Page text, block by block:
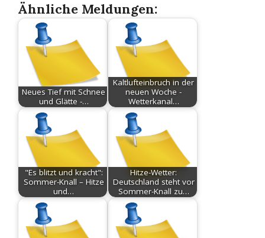
Ähnliche Meldungen:
Neues Tief mit Schnee
und Glätte -…
Kaltlufteinbruch in der
neuen Woche -
Wetterkanal…
"Es blitzt und kracht":
Sommer-Knall – Hitze
und…
Hitze-Wetter:
Deutschland steht vor
Sommer-Knall zu…